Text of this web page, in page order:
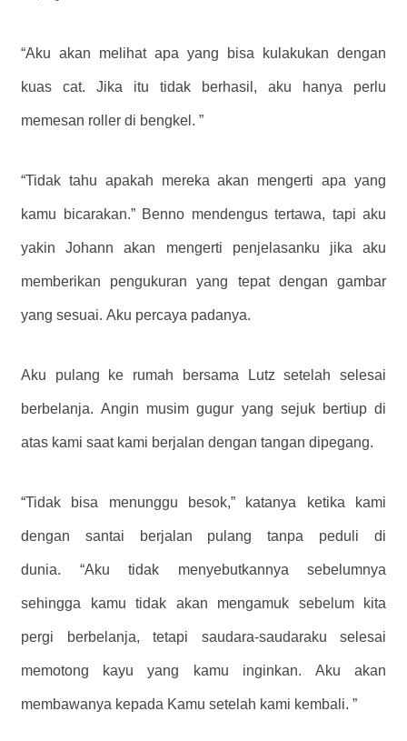
“Aku akan melihat apa yang bisa kulakukan dengan
kuas cat. Jika itu tidak berhasil, aku hanya perlu
memesan roller di bengkel. ”
“Tidak tahu apakah mereka akan mengerti apa yang
kamu bicarakan.” Benno mendengus tertawa, tapi aku
yakin Johann akan mengerti penjelasanku jika aku
memberikan pengukuran yang tepat dengan gambar
yang sesuai. Aku percaya padanya.
Aku pulang ke rumah bersama Lutz setelah selesai
berbelanja. Angin musim gugur yang sejuk bertiup di
atas kami saat kami berjalan dengan tangan dipegang.
“Tidak bisa menunggu besok,” katanya ketika kami
dengan santai berjalan pulang tanpa peduli di
dunia. “Aku tidak menyebutkannya sebelumnya
sehingga kamu tidak akan mengamuk sebelum kita
pergi berbelanja, tetapi saudara-saudaraku selesai
memotong kayu yang kamu inginkan. Aku akan
membawanya kepada Kamu setelah kami kembali. ”